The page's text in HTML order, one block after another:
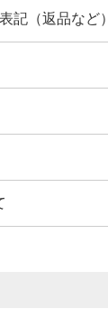
記（返品など）